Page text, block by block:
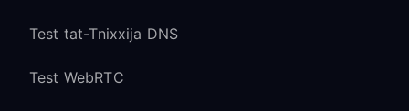
Test tat-Tnixxija DNS
Test WebRTC